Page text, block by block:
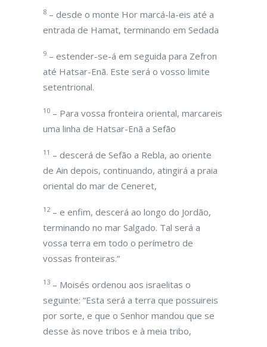
8 – desde o monte Hor marcá-la-eis até a
entrada de Hamat, terminando em Sedada
9 – estender-se-á em seguida para Zefron
até Hatsar-Enã. Este será o vosso limite
setentrional.
10 – Para vossa fronteira oriental, marcareis
uma linha de Hatsar-Enã a Sefão
11 – descerá de Sefão a Rebla, ao oriente
de Ain depois, continuando, atingirá a praia
oriental do mar de Ceneret,
12– e enfim, descerá ao longo do Jordão,
terminando no mar Salgado. Tal será a
vossa terra em todo o perímetro de
vossas fronteiras.”
13 – Moisés ordenou aos israelitas o
seguinte: “Esta será a terra que possuireis
por sorte, e que o Senhor mandou que se
desse às nove tribos e à meia tribo,